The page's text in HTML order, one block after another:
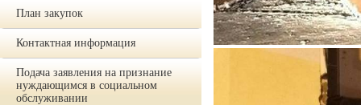
План закупок
Контактная информация
Подача заявления на признание
нуждающимся в социальном
обслуживании